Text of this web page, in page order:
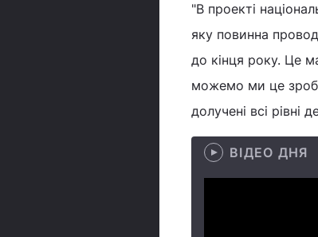
"В проекті
яку повинна
до кінця року. Це
можемо ми це
долучені всі рівні
ВІДЕО ДНЯ